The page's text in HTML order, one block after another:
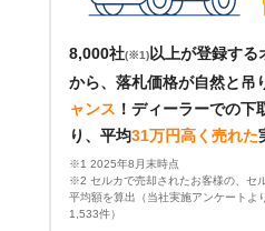
8,000社(※1) 以上が登録する
から、落札価格が自然と吊
ャンス ！ ディーラーでの下
り、平均31万円高く売れた
※1 2025年8月末時点
※2 セルカで売却されたお客様の、セ
平均額を算出（当社実施アンケート
1,533件）